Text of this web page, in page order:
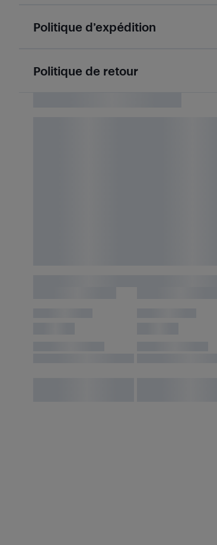
Politique d’expédition
Politique de retour